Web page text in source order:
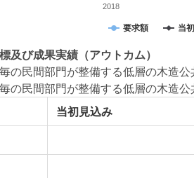
要求額 当
2018
及び成果実績 （アウトカム）
の民間部門が整備する低層の木造
の民間部門が整備する低層の木造公
当初見込み